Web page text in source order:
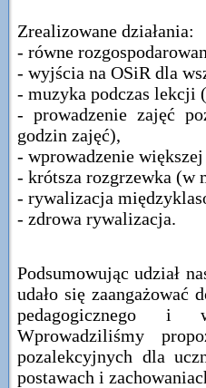
Zrealizowane działania:
- równe
- wyjścia na OSiR dla
- muzyka podczas lekcji
- prowadzenie zajęć
godzin zajęć),
- wprowadzenie
- krótsza rozgrzewka (w
- rywalizacja
- zdrowa rywalizacja.
Podsumowując udział
udało się zaangażować
pedagogicznego i
Wprowadziliśmy
pozalekcyjnych dla
postawach i